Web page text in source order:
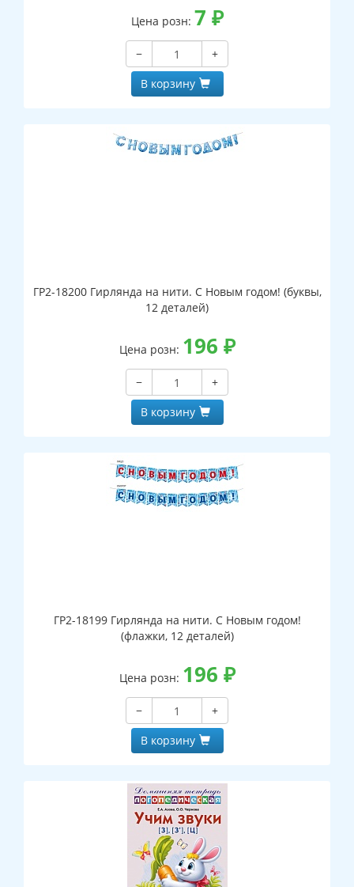
Цена розн: 7 ₽
−
+
В корзину
ГР2-18200 Гирлянда на нити. С Новым годом! (буквы,
12 деталей)
Цена розн: 196 ₽
−
+
В корзину
ГР2-18199 Гирлянда на нити. С Новым годом!
(флажки, 12 деталей)
Цена розн: 196 ₽
−
+
В корзину